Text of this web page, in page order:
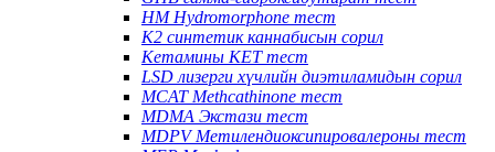
HM Hydromorphone тест
K2 синтетик каннабисын сорил
Кетамины KET тест
LSD лизерги хүчлийн диэтиламидын сорил
MCAT Methcathinone тест
MDMA Экстази тест
MDPV Метилендиоксипировалероны тест